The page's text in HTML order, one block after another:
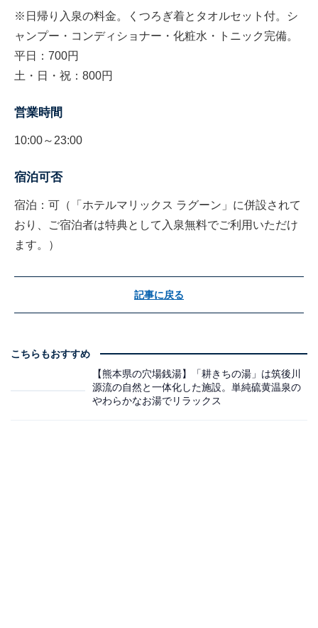
※日帰り入泉の料金。くつろぎ着とタオルセット付。シ
ャンプー・コンディショナー・化粧水・トニック完備。
平日：700円
土・日・祝：800円
営業時間
10:00～23:00
宿泊可否
宿泊：可（「ホテルマリックス ラグーン」に併設されて
おり、ご宿泊者は特典として入泉無料でご利用いただけ
ます。）
記事に戻る
こちらもおすすめ
【熊本県の穴場銭湯】「耕きちの湯」は筑後川
源流の自然と一体化した施設。単純硫黄温泉の
やわらかなお湯でリラックス